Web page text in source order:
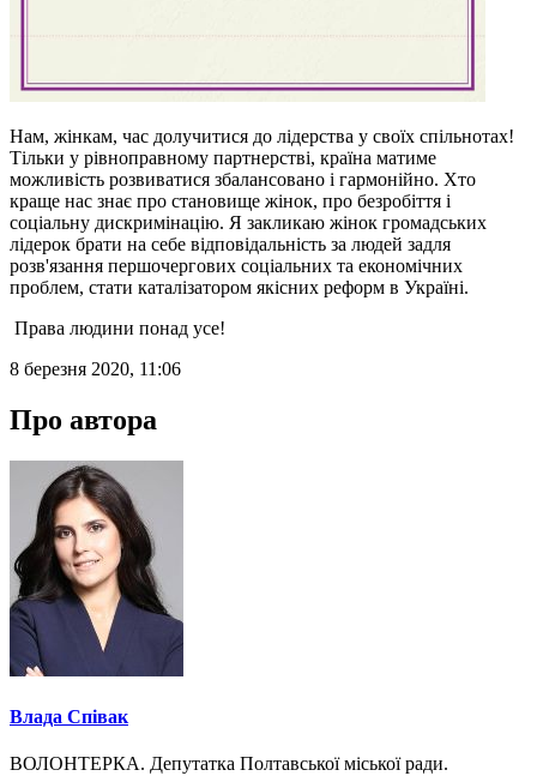
Нам, жінкам, час долучитися до лідерства у своїх спільнотах!
Тільки у рівноправному партнерстві, країна матиме
можливість розвиватися збалансовано і гармонійно. Хто
краще нас знає про становище жінок, про безробіття і
соціальну дискримінацію. Я закликаю жінок громадських
лідерок брати на себе відповідальність за людей задля
розв'язання першочергових соціальних та економічних
проблем, стати каталізатором якісних реформ в Україні.
Права людини понад усе!
8 березня 2020, 11:06
Про автора
Влада Співак
ВОЛОНТЕРКА. Депутатка Полтавської міської ради.